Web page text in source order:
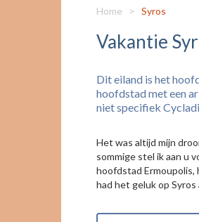
Home > Syros
Vakantie
Dit eiland is het
hoofdstad met een
niet specifiek
Het was altijd mijn
sommige stel ik aan u
hoofdstad Ermoupolis,
had het geluk op